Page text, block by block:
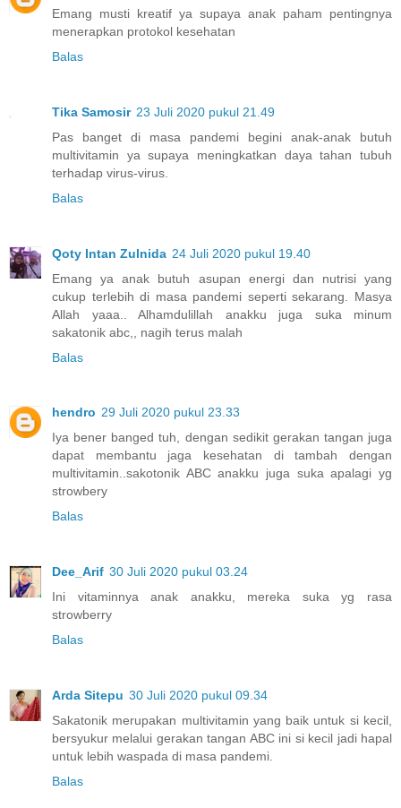
Emang musti kreatif ya supaya anak paham pentingnya
menerapkan protokol kesehatan
Balas
Tika Samosir 23 Juli 2020 pukul 21.49
Pas banget di masa pandemi begini anak-anak butuh
multivitamin ya supaya meningkatkan daya tahan tubuh
terhadap virus-virus.
Balas
Qoty Intan Zulnida 24 Juli 2020 pukul 19.40
Emang ya anak butuh asupan energi dan nutrisi yang
cukup terlebih di masa pandemi seperti sekarang. Masya
Allah yaaa.. Alhamdulillah anakku juga suka minum
sakatonik abc,, nagih terus malah
Balas
hendro 29 Juli 2020 pukul 23.33
Iya bener banged tuh, dengan sedikit gerakan tangan juga
dapat membantu jaga kesehatan di tambah dengan
multivitamin..sakotonik ABC anakku juga suka apalagi yg
strowbery
Balas
Dee_Arif 30 Juli 2020 pukul 03.24
Ini vitaminnya anak anakku, mereka suka yg rasa
strowberry
Balas
Arda Sitepu 30 Juli 2020 pukul 09.34
Sakatonik merupakan multivitamin yang baik untuk si kecil,
bersyukur melalui gerakan tangan ABC ini si kecil jadi hapal
untuk lebih waspada di masa pandemi.
Balas